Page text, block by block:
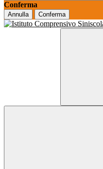
Conferma
Annulla Conferma